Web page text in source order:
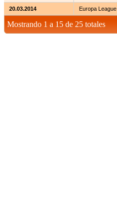
20.03.2014 Europa League
Mostrando 1 a 15 de 25 totales